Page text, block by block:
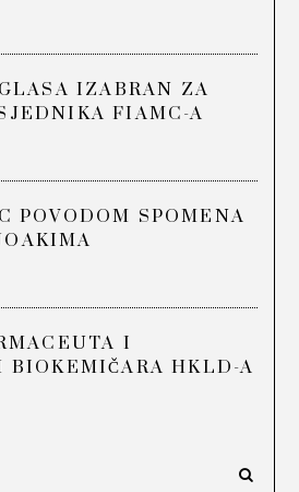
IZABRAN ZA
FIAMC-A
POVODOM SPOMENA
I
HKLD-A